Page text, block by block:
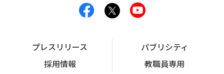
プレスリリース
パブリシティ
採用情報
教職員専用